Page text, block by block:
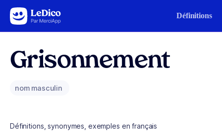
Aller au contenu Définitions
Grisonnement
nom masculin
Définitions, synonymes, exemples en français